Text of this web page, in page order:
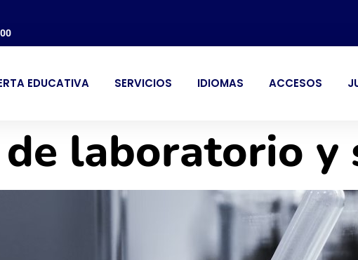
EDUCATIVA SERVICIOS IDIOMAS ACCESOS
laboratorio y